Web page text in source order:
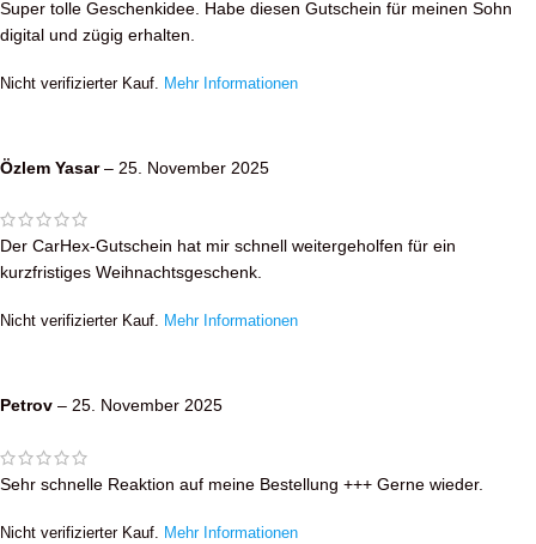
Super tolle Geschenkidee. Habe diesen Gutschein für meinen Sohn
digital und zügig erhalten.
Nicht verifizierter Kauf. Mehr Informationen
Özlem Yasar– 25. November 2025
Der CarHex-Gutschein hat mir schnell weitergeholfen für ein
kurzfristiges Weihnachtsgeschenk.
Nicht verifizierter Kauf. Mehr Informationen
Petrov – 25. November 2025
Sehr schnelle Reaktion auf meine Bestellung +++ Gerne wieder.
Nicht verifizierter Kauf. Mehr Informationen